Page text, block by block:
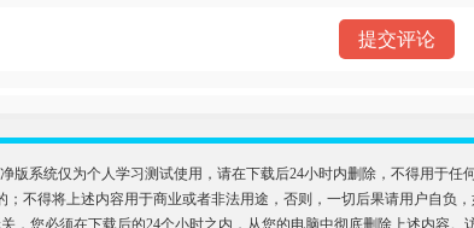
版系统仅为个人学习测试使用，请在下载后24小时内删除，不得用于
不得将上述内容用于商业或者非法用途，否则，一切后果请用户自负
，您必须在下载后的24个小时之内，从您的电脑中彻底删除上述内容